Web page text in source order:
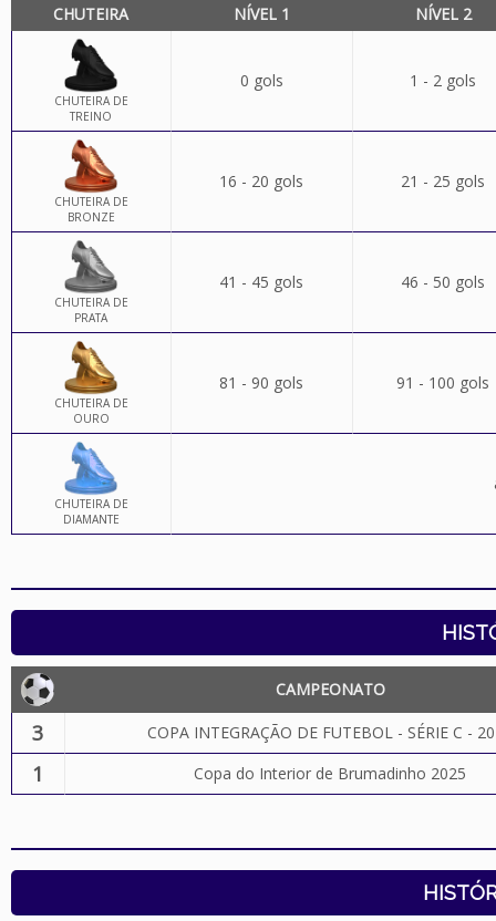
CHUTEIRA NÍVEL 1 NÍVEL 2
CHUTEIRA DE
TREINO
0 gols 1 - 2 gols
CHUTEIRA DE
BRONZE
16 - 20 gols 21 - 25 gols
CHUTEIRA DE
PRATA
41 - 45 gols 46 - 50 gols
CHUTEIRA DE
OURO
81 - 90 gols 91 - 100 gols
CHUTEIRA DE
DIAMANTE
CAMPEONATO
3 COPA INTEGRAÇÃO DE FUTEBOL - SÉRIE C -
1 Copa do Interior de Brumadinho 2025